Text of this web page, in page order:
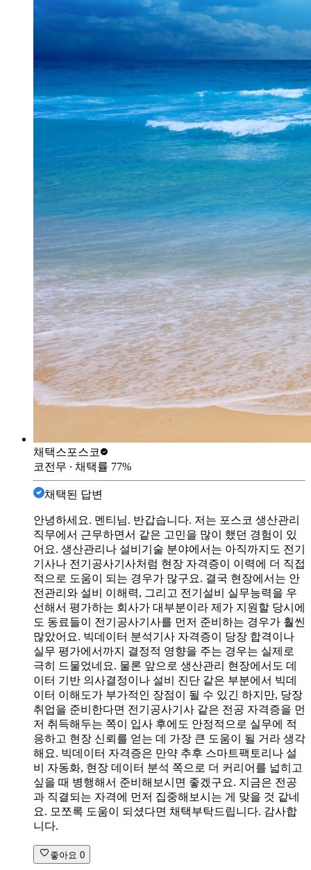
채택스포스코
코전무 ∙ 채택률 77%
채택된 답변
안녕하세요. 멘티님. 반갑습니다. 저는 포스코 생산관리
직무에서 근무하면서 같은 고민을 많이 했던 경험이 있
어요. 생산관리나 설비기술 분야에서는 아직까지도 전기
기사나 전기공사기사처럼 현장 자격증이 이력에 더 직접
적으로 도움이 되는 경우가 많구요. 결국 현장에서는 안
전관리와 설비 이해력, 그리고 전기설비 실무능력을 우
선해서 평가하는 회사가 대부분이라 제가 지원할 당시에
도 동료들이 전기공사기사를 먼저 준비하는 경우가 훨씬
많았어요. 빅데이터 분석기사 자격증이 당장 합격이나
실무 평가에서까지 결정적 영향을 주는 경우는 실제로
극히 드물었네요. 물론 앞으로 생산관리 현장에서도 데
이터 기반 의사결정이나 설비 진단 같은 부분에서 빅데
이터 이해도가 부가적인 장점이 될 수 있긴 하지만, 당장
취업을 준비한다면 전기공사기사 같은 전공 자격증을 먼
저 취득해두는 쪽이 입사 후에도 안정적으로 실무에 적
응하고 현장 신뢰를 얻는 데 가장 큰 도움이 될 거라 생각
해요. 빅데이터 자격증은 만약 추후 스마트팩토리나 설
비 자동화, 현장 데이터 분석 쪽으로 더 커리어를 넓히고
싶을 때 병행해서 준비해보시면 좋겠구요. 지금은 전공
과 직결되는 자격에 먼저 집중해보시는 게 맞을 것 같네
요. 모쪼록 도움이 되셨다면 채택부탁드립니다. 감사합
니다.
좋아요 0